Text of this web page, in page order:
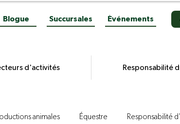
Blogue Succursales Événements
d'activités Responsabilité
animales Équestre Responsabilité